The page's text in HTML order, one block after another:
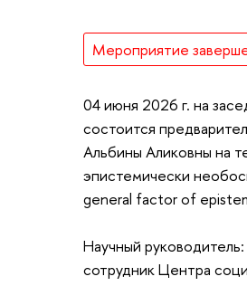
Мероприятие
04 июня 2026 г. на
состоится
Альбины Аликовны на
эпистемически
general factor of
Научный
сотрудник Центра